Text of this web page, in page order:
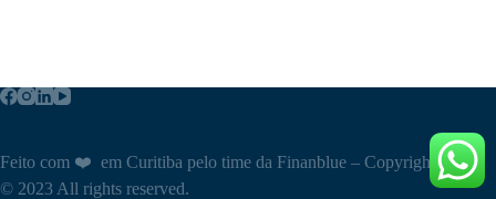
Feito com ❤️ em Curitiba pelo time da Finanblue – Copyright
© 2023 All rights reserved.